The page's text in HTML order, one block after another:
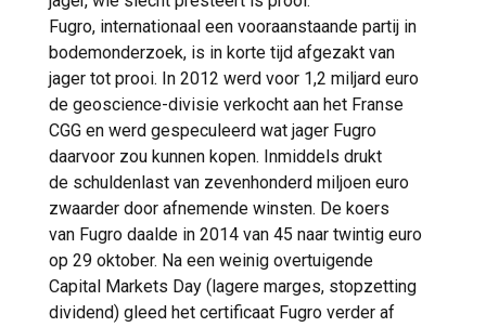
Fugro, internationaal een vooraanstaande partij in
bodemonderzoek, is in korte tijd afgezakt van
jager tot prooi. In 2012 werd voor 1,2 miljard euro
de geoscience-divisie verkocht aan het Franse
CGG en werd gespeculeerd wat jager Fugro
daarvoor zou kunnen kopen. Inmiddels drukt
de schuldenlast van zevenhonderd miljoen euro
zwaarder door afnemende winsten. De koers
van Fugro daalde in 2014 van 45 naar twintig euro
op 29 oktober. Na een weinig overtuigende
Capital Markets Day (lagere marges, stopzetting
dividend) gleed het certificaat Fugro verder af